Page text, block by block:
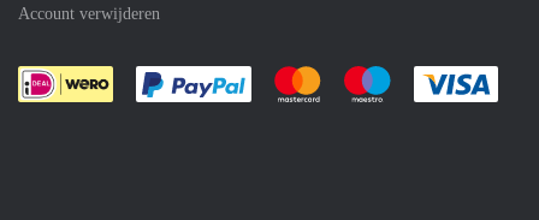
Account verwijderen
Je rekent gemakkelijk af met Paypal
Je rekent gemakkelijk af met
Je rekent